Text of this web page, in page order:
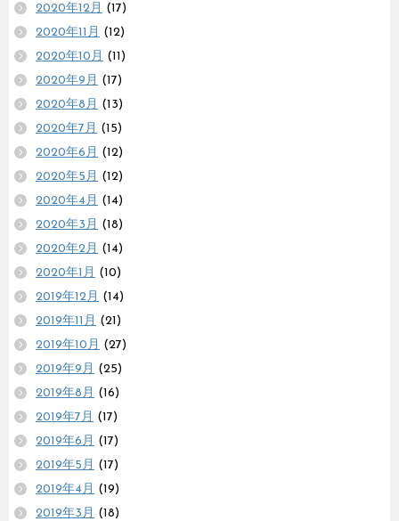
2020年12月 (17)
2020年11月 (12)
2020年10月 (11)
2020年9月 (17)
2020年8月 (13)
2020年7月 (15)
2020年6月 (12)
2020年5月 (12)
2020年4月 (14)
2020年3月 (18)
2020年2月 (14)
2020年1月 (10)
2019年12月 (14)
2019年11月 (21)
2019年10月 (27)
2019年9月 (25)
2019年8月 (16)
2019年7月 (17)
2019年6月 (17)
2019年5月 (17)
2019年4月 (19)
2019年3月 (18)